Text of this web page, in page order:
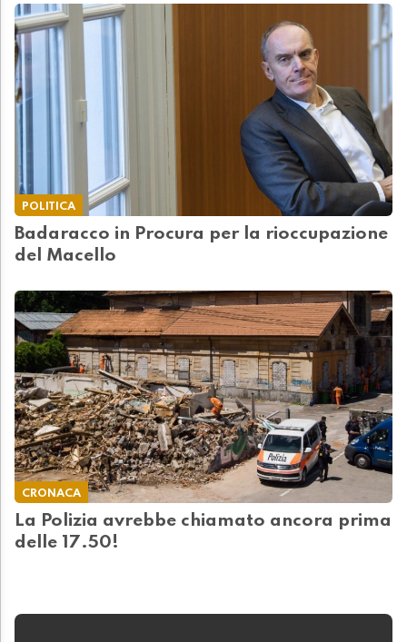
POLITICA
Badaracco in Procura per la rioccupazione
del Macello
CRONACA
La Polizia avrebbe chiamato ancora prima
delle 17.50!